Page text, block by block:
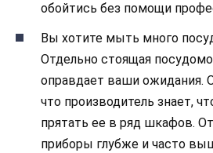
обойтись без помощи
Вы хотите мыть много
Отдельно стоящая
оправдает ваши ожидания.
что производитель знает,
прятать ее в ряд шкафов.
приборы глубже и часто